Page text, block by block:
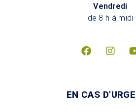
Vendredi
de 8 h à midi
EN CAS